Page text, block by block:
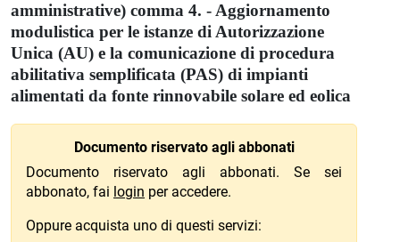
amministrative) comma 4. - Aggiornamento
modulistica per le istanze di Autorizzazione
Unica (AU) e la comunicazione di procedura
abilitativa semplificata (PAS) di impianti
alimentati da fonte rinnovabile solare ed eolica
Documento riservato agli abbonati
Documento riservato agli abbonati. Se sei
abbonato, fai login per accedere.
Oppure acquista uno di questi servizi: